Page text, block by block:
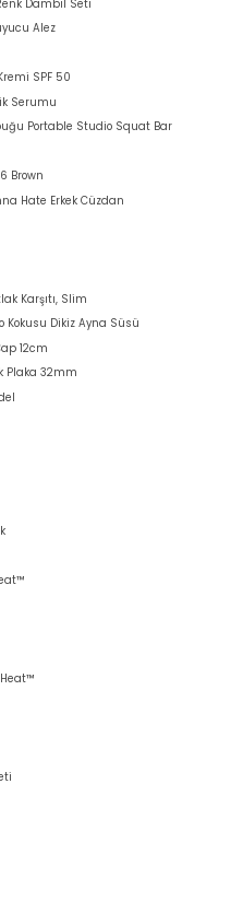
Dambıl Seti
Alez
SPF 50
Serumu
Portable Studio Squat Bar
Brown
Hate Erkek Cüzdan
Karşıtı, Slim
Kokusu Dikiz Ayna Süsü
12cm
Plaka 32mm